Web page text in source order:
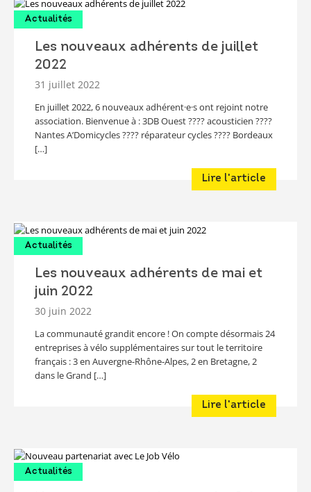
Actualités
Les nouveaux adhérents de juillet
2022
31 juillet 2022
En juillet 2022, 6 nouveaux adhérent·e·s ont rejoint notre
association. Bienvenue à : 3DB Ouest ???? acousticien ????
Nantes A’Domicycles ???? réparateur cycles ???? Bordeaux
[…]
Lire l'article
Actualités
Les nouveaux adhérents de mai et
juin 2022
30 juin 2022
La communauté grandit encore ! On compte désormais 24
entreprises à vélo supplémentaires sur tout le territoire
français : 3 en Auvergne-Rhône-Alpes, 2 en Bretagne, 2
dans le Grand […]
Lire l'article
Actualités